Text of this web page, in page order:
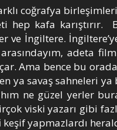
coğrafya
hep kafa karıştırır.
ve İngiltere.
adeta
Ama bence bu
ya savaş sahneleri
ne güzel yerler
viski yazarı gibi
yapmazlardı